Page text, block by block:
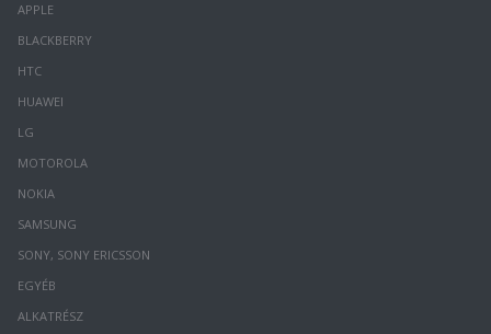
APPLE
BLACKBERRY
HTC
HUAWEI
LG
MOTOROLA
NOKIA
SAMSUNG
SONY, SONY ERICSSON
EGYÉB
ALKATRÉSZ